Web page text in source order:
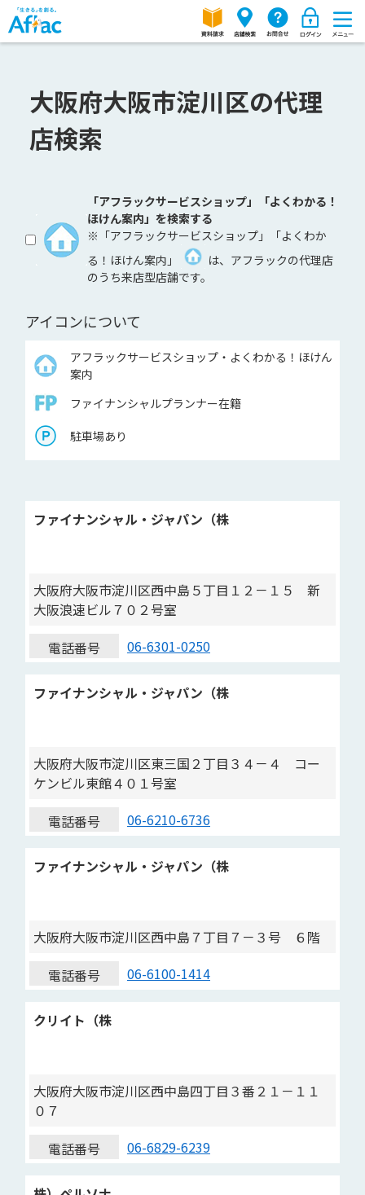
大阪府大阪市淀川区の代理
店検索
「アフラックサービスショップ」「よくわかる！
ほけん案内」を検索する
※「アフラックサービスショップ」「よくわか
る！ほけん案内」
は、アフラックの代理店
のうち来店型店舗です。
アイコンについて
アフラックサービスショップ・よくわかる！ほけん
案内
ファイナンシャルプランナー在籍
駐車場あり
ファイナンシャル・ジャパン（株
大阪府大阪市淀川区西中島５丁目１２－１５ 新
大阪浪速ビル７０２号室
電話番号
06-6301-0250
ファイナンシャル・ジャパン（株
大阪府大阪市淀川区東三国２丁目３４－４ コー
ケンビル東館４０１号室
電話番号
06-6210-6736
ファイナンシャル・ジャパン（株
大阪府大阪市淀川区西中島７丁目７－３号 ６階
電話番号
06-6100-1414
クリイト（株
大阪府大阪市淀川区西中島四丁目３番２１－１１
０７
電話番号
06-6829-6239